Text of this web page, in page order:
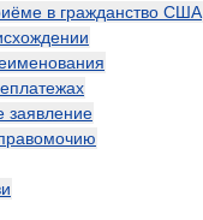
в гражданство США
заявление